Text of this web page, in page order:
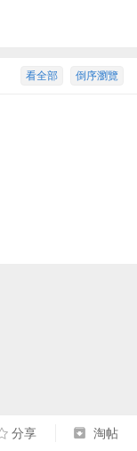
倒序瀏覽
看全部
分享 淘帖